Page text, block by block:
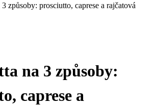
způsoby: prosciutto, caprese a rajčatová
na 3 způsoby:
caprese a